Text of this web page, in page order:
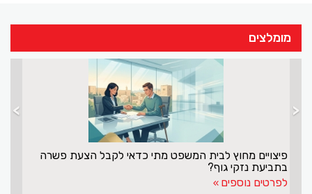
מומלצים
פיצויים מחוץ לבית המשפט מתי
של ח"כ עפיף עבד
> <